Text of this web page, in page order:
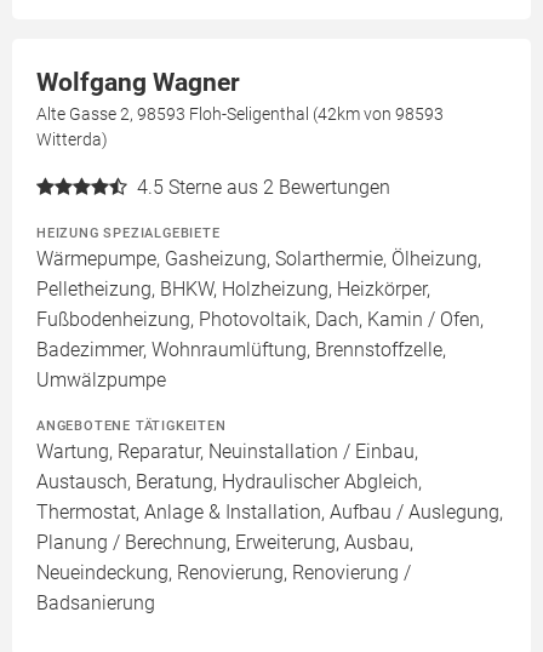
Wolfgang Wagner
Alte Gasse 2, 98593 Floh-Seligenthal (42km von 98593
Witterda)
4.5 Sterne aus 2 Bewertungen
HEIZUNG SPEZIALGEBIETE
Wärmepumpe, Gasheizung, Solarthermie, Ölheizung,
Pelletheizung, BHKW, Holzheizung, Heizkörper,
Fußbodenheizung, Photovoltaik, Dach, Kamin / Ofen,
Badezimmer, Wohnraumlüftung, Brennstoffzelle,
Umwälzpumpe
ANGEBOTENE TÄTIGKEITEN
Wartung, Reparatur, Neuinstallation / Einbau,
Austausch, Beratung, Hydraulischer Abgleich,
Thermostat, Anlage & Installation, Aufbau / Auslegung,
Planung / Berechnung, Erweiterung, Ausbau,
Neueindeckung, Renovierung, Renovierung /
Badsanierung